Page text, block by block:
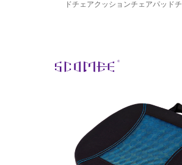
ドチェアクッションチェアパッド